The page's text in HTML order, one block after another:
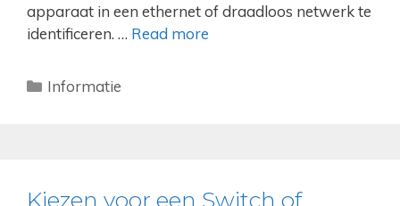
apparaat in een ethernet of draadloos netwerk te
identificeren. … Read more
Categorieën
Informatie
Kiezen voor een Switch of